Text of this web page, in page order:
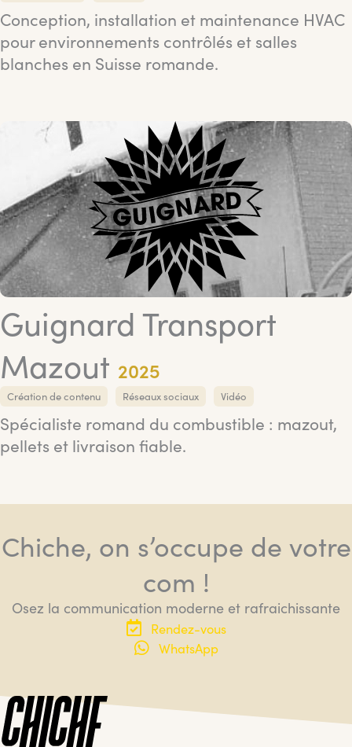
Conception, installation et maintenance HVAC
pour environnements contrôlés et salles
blanches en Suisse romande.
Guignard Transport
Mazout 2025
Création de contenu Réseaux sociaux Vidéo
Spécialiste romand du combustible : mazout,
pellets et livraison fiable.
Chiche, on s’occupe de votre
com !
Osez la communication moderne et rafraichissante
Rendez-vous
WhatsApp